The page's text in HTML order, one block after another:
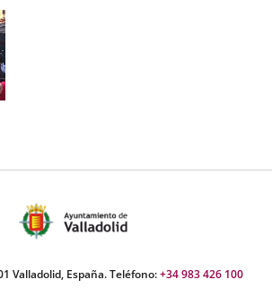
Valladolid, España. Teléfono:+34 983 426 100